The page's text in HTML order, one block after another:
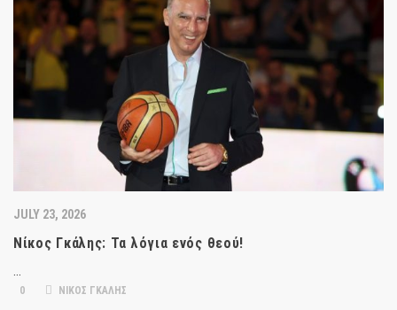
JULY 23, 2026
Νίκος Γκάλης: Τα λόγια ενός θεού!
…
0 ΝΙΚΟΣ ΓΚΑΛΗΣ